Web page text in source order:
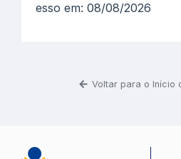
esso em: 08/08/2026
Voltar para o Início